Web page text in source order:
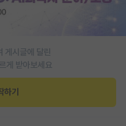
게시글에 달린
게 받아보세요
하기